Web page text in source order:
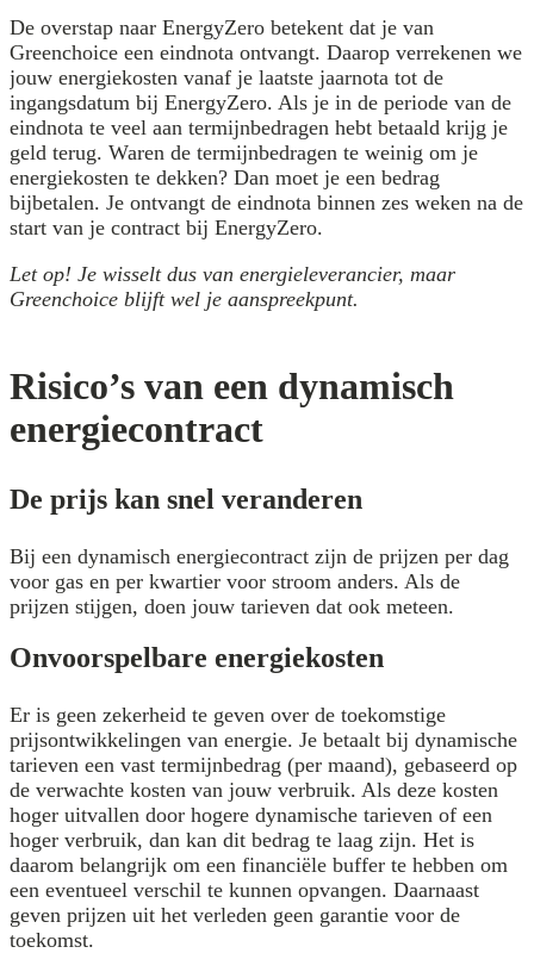
De overstap naar EnergyZero betekent dat je van
Greenchoice een eindnota ontvangt. Daarop verrekenen we
jouw energiekosten vanaf je laatste jaarnota tot de
ingangsdatum bij EnergyZero. Als je in de periode van de
eindnota te veel aan termijnbedragen hebt betaald krijg je
geld terug. Waren de termijnbedragen te weinig om je
energiekosten te dekken? Dan moet je een bedrag
bijbetalen. Je ontvangt de eindnota binnen zes weken na de
start van je contract bij EnergyZero.
Let op! Je wisselt dus van energieleverancier, maar
Greenchoice blijft wel je aanspreekpunt.
Risico’s van een dynamisch
energiecontract
De prijs kan snel veranderen
Bij een dynamisch energiecontract zijn de prijzen per dag
voor gas en per kwartier voor stroom anders. Als de
prijzen stijgen, doen jouw tarieven dat ook meteen.
Onvoorspelbare energiekosten
Er is geen zekerheid te geven over de toekomstige
prijsontwikkelingen van energie. Je betaalt bij dynamische
tarieven een vast termijnbedrag (per maand), gebaseerd op
de verwachte kosten van jouw verbruik. Als deze kosten
hoger uitvallen door hogere dynamische tarieven of een
hoger verbruik, dan kan dit bedrag te laag zijn. Het is
daarom belangrijk om een financiële buffer te hebben om
een eventueel verschil te kunnen opvangen. Daarnaast
geven prijzen uit het verleden geen garantie voor de
toekomst.